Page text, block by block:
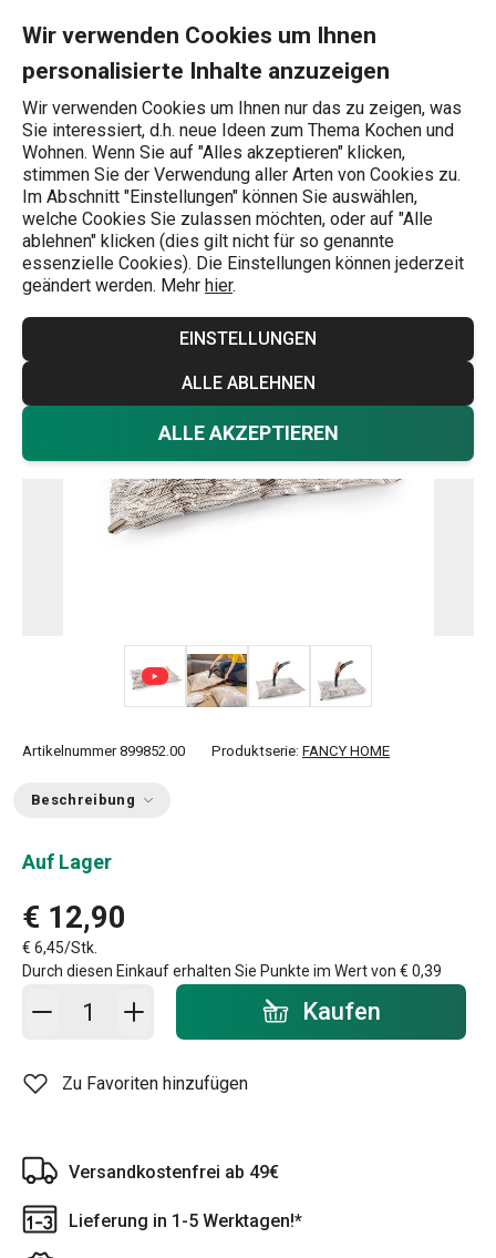
Wir verwenden Cookies um Ihnen
personalisierte Inhalte anzuzeigen
Wir verwenden Cookies um Ihnen nur das zu zeigen, was
Sie interessiert, d.h. neue Ideen zum Thema Kochen und
Wohnen. Wenn Sie auf "Alles akzeptieren" klicken,
stimmen Sie der Verwendung aller Arten von Cookies zu.
Im Abschnitt "Einstellungen" können Sie auswählen,
welche Cookies Sie zulassen möchten, oder auf "Alle
ablehnen" klicken (dies gilt nicht für so genannte
essenzielle Cookies). Die Einstellungen können jederzeit
geändert werden. Mehr hier.
EINSTELLUNGEN
ALLE ABLEHNEN
ALLE AKZEPTIEREN
Wonach suchen Sie?
Aufbewahrung von Kleidung und Schuhen
Vakuumbeutel FANCY HOME
100 x 80 cm, 2 St.
Artikelnummer 899852.00 Produktserie: FANCY HOME
Beschreibung
Auf Lager
€ 12,90
€ 6,45/Stk.
Durch diesen Einkauf erhalten Sie Punkte im Wert von € 0,39
In den Warenkorb - Menge Kaufen
Zu Favoriten hinzufügen
Versandkostenfrei ab 49€
Lieferung in 1-5 Werktagen!*